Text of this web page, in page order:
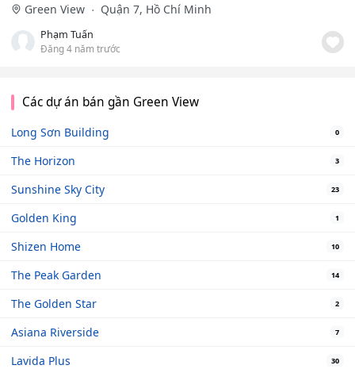
Green View
Quận 7, Hồ Chí Minh
Phạm Tuấn
Đăng 4 năm trước
Các dự án bán gần Green View
Long Sơn Building 0
The Horizon 3
Sunshine Sky City 23
Golden King 1
Shizen Home 10
The Peak Garden 14
The Golden Star 2
Asiana Riverside 7
Lavida Plus 30